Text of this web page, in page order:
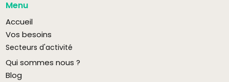
Menu
Accueil
Vos besoins
Secteurs d'activité
Qui sommes nous ?
Blog